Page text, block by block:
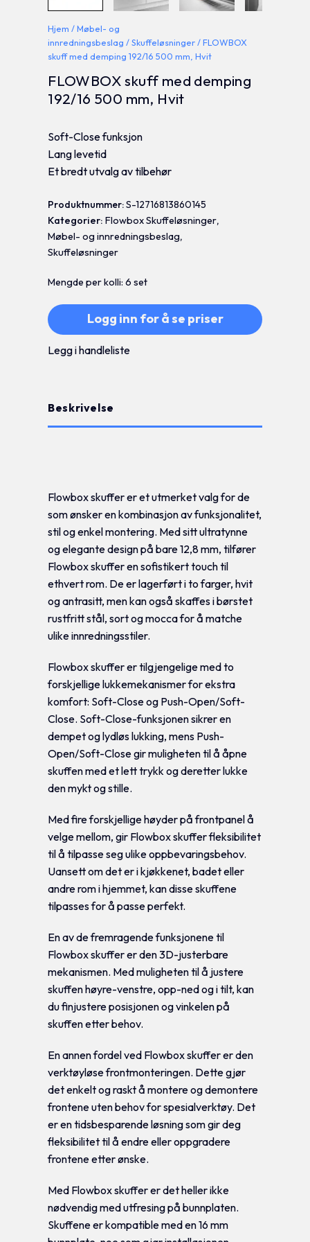
Hjem /Møbel- og
innredningsbeslag /Skuffeløsninger/ FLOWBOX
skuff med demping 192/16 500 mm, Hvit
FLOWBOX skuff med demping
192/16 500 mm, Hvit
Soft-Close funksjon
Lang levetid
Et bredt utvalg av tilbehør
Produktnummer:S-12716813860145
Kategorier:Flowbox Skuffeløsninger,
Møbel- og innredningsbeslag,
Skuffeløsninger
Mengde per kolli: 6 set
Logg inn for å se priser
Legg i handleliste
Beskrivelse
Flowbox skuffer er et utmerket valg for de
som ønsker en kombinasjon av funksjonalitet,
stil og enkel montering. Med sitt ultratynne
og elegante design på bare 12,8 mm, tilfører
Flowbox skuffer en sofistikert touch til
ethvert rom. De er lagerført i to farger, hvit
og antrasitt, men kan også skaffes i børstet
rustfritt stål, sort og mocca for å matche
ulike innredningsstiler.
Flowbox skuffer er tilgjengelige med to
forskjellige lukkemekanismer for ekstra
komfort: Soft-Close og Push-Open/Soft-
Close. Soft-Close-funksjonen sikrer en
dempet og lydløs lukking, mens Push-
Open/Soft-Close gir muligheten til å åpne
skuffen med et lett trykk og deretter lukke
den mykt og stille.
Med fire forskjellige høyder på frontpanel å
velge mellom, gir Flowbox skuffer fleksibilitet
til å tilpasse seg ulike oppbevaringsbehov.
Uansett om det er i kjøkkenet, badet eller
andre rom i hjemmet, kan disse skuffene
tilpasses for å passe perfekt.
En av de fremragende funksjonene til
Flowbox skuffer er den 3D-justerbare
mekanismen. Med muligheten til å justere
skuffen høyre-venstre, opp-ned og i tilt, kan
du finjustere posisjonen og vinkelen på
skuffen etter behov.
En annen fordel ved Flowbox skuffer er den
verktøyløse frontmonteringen. Dette gjør
det enkelt og raskt å montere og demontere
frontene uten behov for spesialverktøy. Det
er en tidsbesparende løsning som gir deg
fleksibilitet til å endre eller oppgradere
frontene etter ønske.
Med Flowbox skuffer er det heller ikke
nødvendig med utfresing på bunnplaten.
Skuffene er kompatible med en 16 mm